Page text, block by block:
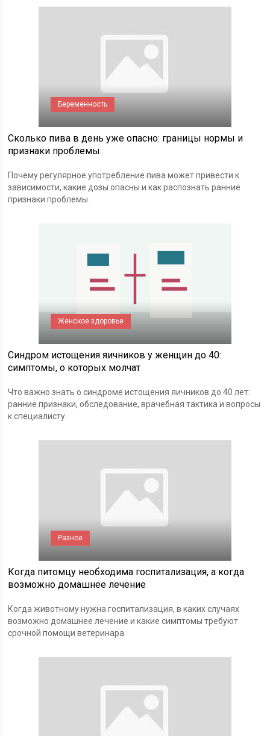
Беременность
Сколько пива в день уже опасно: границы нормы и
признаки проблемы
Почему регулярное употребление пива может привести к
зависимости, какие дозы опасны и как распознать ранние
признаки проблемы.
Женское здоровье
Синдром истощения яичников у женщин до 40:
симптомы, о которых молчат
Что важно знать о синдроме истощения яичников до 40 лет:
ранние признаки, обследование, врачебная тактика и вопросы
к специалисту.
Разное
Когда питомцу необходима госпитализация, а когда
возможно домашнее лечение
Когда животному нужна госпитализация, в каких случаях
возможно домашнее лечение и какие симптомы требуют
срочной помощи ветеринара.